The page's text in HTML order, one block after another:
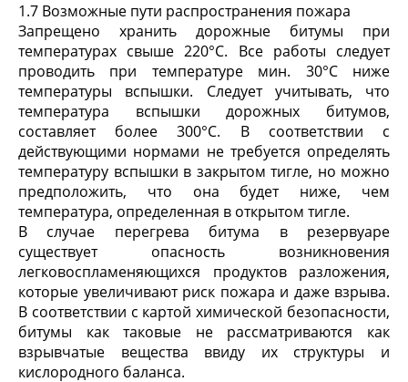
1.7 Возможные пути распространения пожара
Запрещено хранить дорожные битумы при
температурах свыше 220°C. Все работы следует
проводить при температуре мин. 30°C ниже
температуры вспышки. Следует учитывать, что
температура вспышки дорожных битумов,
составляет более 300°C. В соответствии с
действующими нормами не требуется определять
температуру вспышки в закрытом тигле, но можно
предположить, что она будет ниже, чем
температура, определенная в открытом тигле.
В случае перегрева битума в резервуаре
существует опасность возникновения
легковоспламеняющихся продуктов разложения,
которые увеличивают риск пожара и даже взрыва.
В соответствии с картой химической безопасности,
битумы как таковые не рассматриваются как
взрывчатые вещества ввиду их структуры и
кислородного баланса.